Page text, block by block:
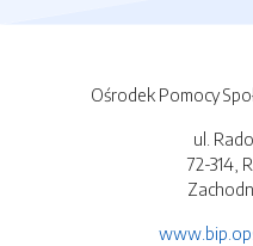
Ośrodek Pomocy
ul.
72-314,